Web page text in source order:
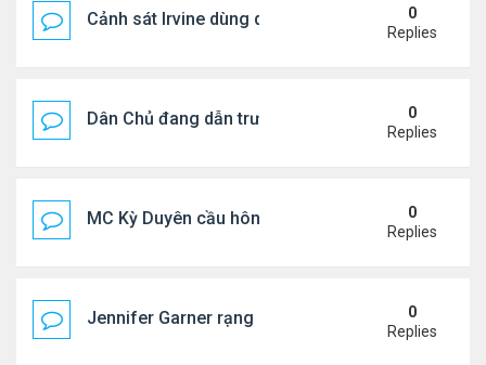
Cảnh sát Irvine dùng drone bắt kẻ trộm trong
0
Replies
Dân Chủ đang dẫn trước Cộng Hòa trong các
0
Replies
MC Kỳ Duyên cầu hôn lại chồng cũ
0
Replies
Jennifer Garner rạng rỡ bên bạn trai kém 6 tuổi
0
Replies